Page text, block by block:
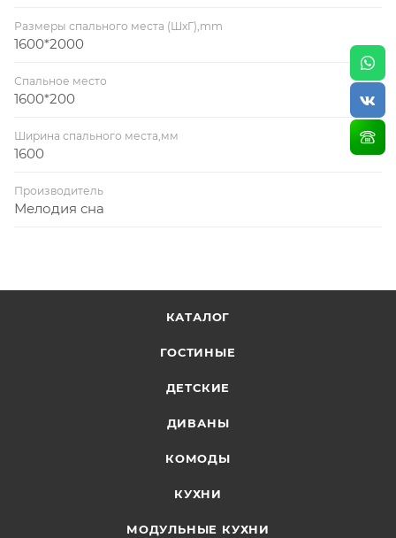
Размеры спального места (ШхГ),mm
1600*2000
Спальное место
1600*200
Ширина спального места,мм
1600
Производитель
Мелодия сна
КАТАЛОГ
ГОСТИНЫЕ
ДЕТСКИЕ
ДИВАНЫ
КОМОДЫ
КУХНИ
МОДУЛЬНЫЕ КУХНИ